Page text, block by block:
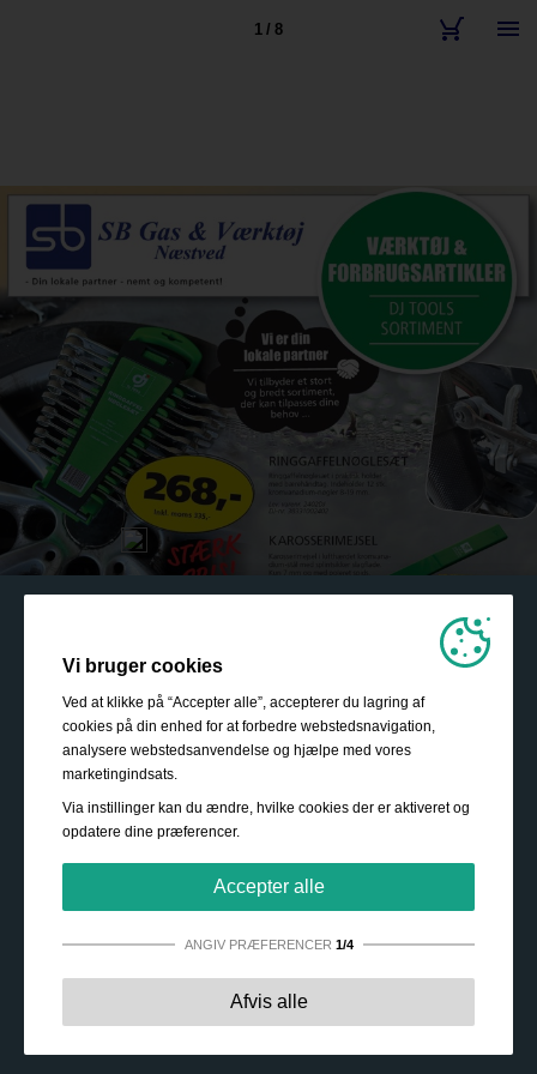
1 / 8
Vi bruger cookies
Ved at klikke på “Accepter alle”, accepterer du lagring af
cookies på din enhed for at forbedre webstedsnavigation,
analysere webstedsanvendelse og hjælpe med vores
marketingindsats.
Via instillinger kan du ændre, hvilke cookies der er aktiveret og
opdatere dine præferencer.
Accepter alle
ANGIV PRÆFERENCER 1/4
Disse cookies er essentielle for at
Afvis alle